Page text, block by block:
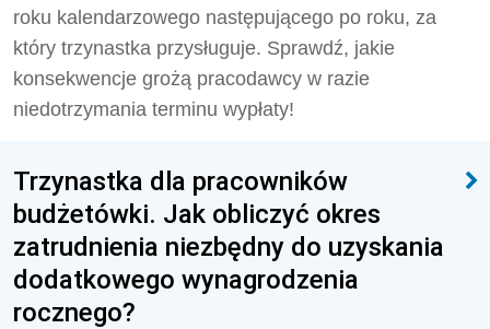
roku kalendarzowego następującego po roku, za
który trzynastka przysługuje. Sprawdź, jakie
konsekwencje grożą pracodawcy w razie
niedotrzymania terminu wypłaty!
Trzynastka dla pracowników
budżetówki. Jak obliczyć okres
zatrudnienia niezbędny do uzyskania
dodatkowego wynagrodzenia
rocznego?